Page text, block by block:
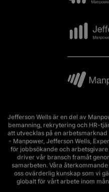
Jefferson Wells är en del av
bemanning, rekrytering och HR-
att utvecklas på en
- Manpower, Jefferson Wells,
för jobbsökande och
driver vår bransch framåt
samarbeten. Våra
oss ovärderlig kunskap som vi
globalt för vårt arbete inom